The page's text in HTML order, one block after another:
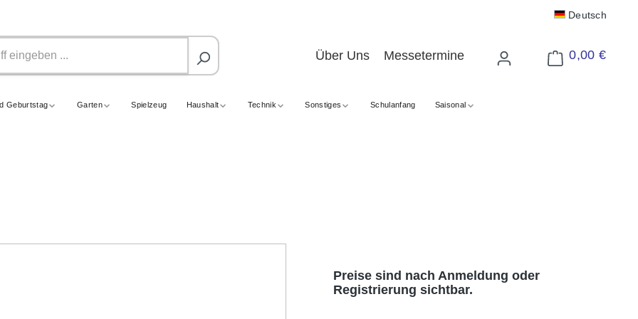
Deutsch
Über Uns Messetermine 0,00 €
Warenkorb enthält
Geburtstag Garten Spielzeug Haushalt Technik Sonstiges Schulanfang Saisonal
Preise sind nach Anmeldung oder
Registrierung sichtbar.